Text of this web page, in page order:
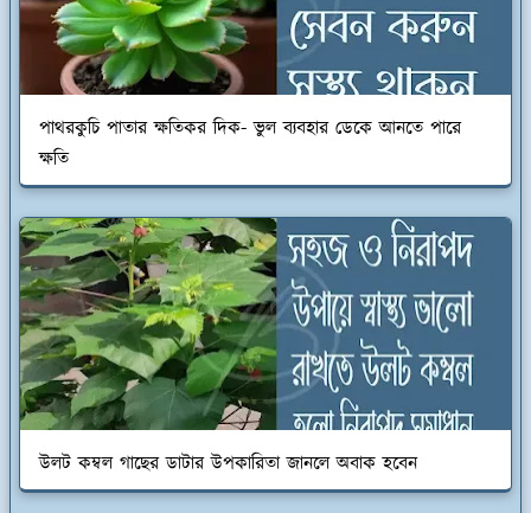
পাথরকুচি পাতার ক্ষতিকর দিক- ভুল ব্যবহার ডেকে আনতে পারে
ক্ষতি
উলট কম্বল গাছের ডাটার উপকারিতা জানলে অবাক হবেন